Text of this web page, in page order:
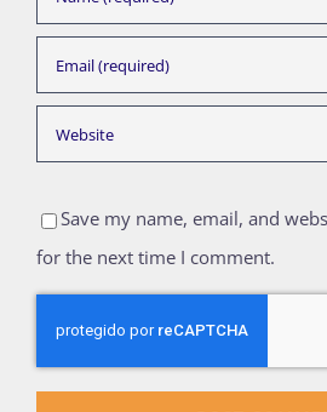
Save my name, email, and
for the next time I comment.